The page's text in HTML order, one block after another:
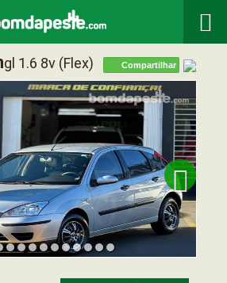

Gl 1.6 8v (flex) Compartilhar
